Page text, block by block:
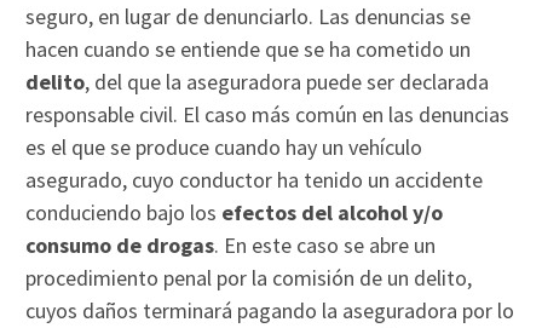
seguro, en lugar de denunciarlo. Las denuncias se
hacen cuando se entiende que se ha cometido un
delito, del que la aseguradora puede ser declarada
responsable civil. El caso más común en las denuncias
es el que se produce cuando hay un vehículo
asegurado, cuyo conductor ha tenido un accidente
conduciendo bajo los efectos del alcohol y/o
consumo de drogas. En este caso se abre un
procedimiento penal por la comisión de un delito,
cuyos daños terminará pagando la aseguradora por lo